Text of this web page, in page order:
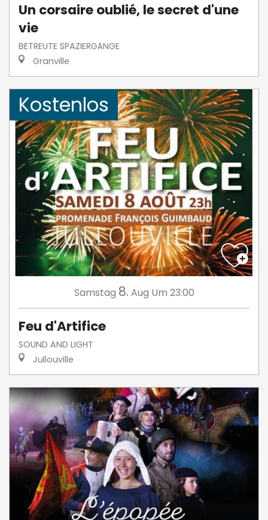
Un corsaire oublié, le secret d'une
vie
BETREUTE SPAZIERGÄNGE
Granville
Kostenlos
Samstag 8. Aug Um 23:00
Feu d'Artifice
SOUND AND LIGHT
Jullouville